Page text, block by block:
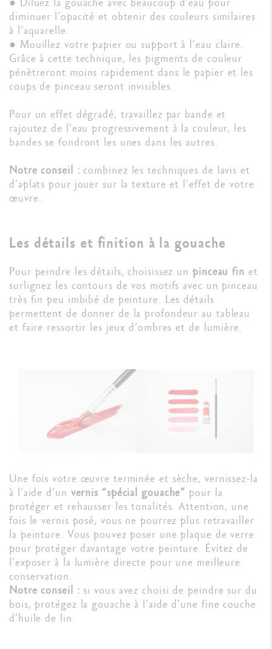
diminuer l’opacité et obtenir des couleurs similaires
à l’aquarelle.
● Mouillez votre papier ou support à l’eau claire.
Grâce à cette technique, les pigments de couleur
pénètreront moins rapidement dans le papier et les
coups de pinceau seront invisibles.
Pour un effet dégradé, travaillez par bande et
rajoutez de l’eau progressivement à la couleur, les
bandes se fondront les unes dans les autres.
Notre conseil : combinez les techniques de lavis et
d’aplats pour jouer sur la texture et l’effet de votre
œuvre.
Les détails et finition à la gouache
Pour peindre les détails, choisissez un pinceau fin et
surlignez les contours de vos motifs avec un pinceau
très fin peu imbibé de peinture. Les détails
permettent de donner de la profondeur au tableau
et faire ressortir les jeux d’ombres et de lumière.
Une fois votre œuvre terminée et sèche, vernissez-la
à l’aide d’un vernis “spécial gouache” pour la
protéger et rehausser les tonalités. Attention, une
fois le vernis posé, vous ne pourrez plus retravailler
la peinture. Vous pouvez poser une plaque de verre
pour protéger davantage votre peinture. Évitez de
l’exposer à la lumière directe pour une meilleure
conservation.
Notre conseil : si vous avez choisi de peindre sur du
bois, protégez la gouache à l’aide d’une fine couche
d’huile de lin.